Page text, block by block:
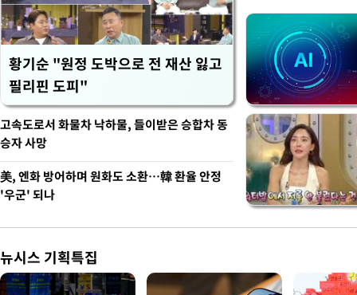
황기순 "원정 도박으로 전 재산 잃고
필리핀 도피"
고속도로서 화물차 낙하물, 들이받은 승합차 동
승자 사망
美, 엔화 방어하며 원화도 소환…韓 환율 안정
'우군' 되나
뉴시스 기획특집